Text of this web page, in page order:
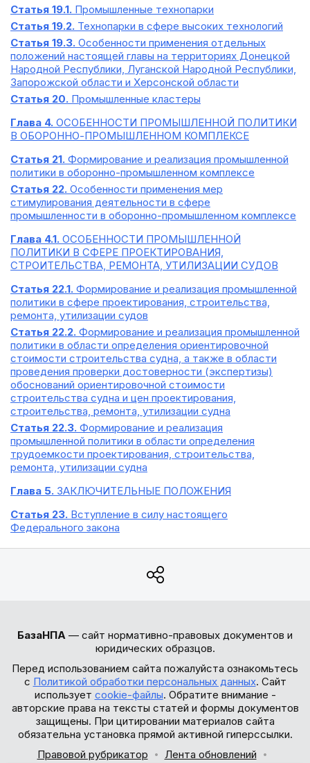
Статья 19.1. Промышленные технопарки
Статья 19.2. Технопарки в сфере высоких технологий
Статья 19.3. Особенности применения отдельных
положений настоящей главы на территориях Донецкой
Народной Республики, Луганской Народной Республики,
Запорожской области и Херсонской области
Статья 20. Промышленные кластеры
Глава 4. ОСОБЕННОСТИ ПРОМЫШЛЕННОЙ ПОЛИТИКИ
В ОБОРОННО-ПРОМЫШЛЕННОМ КОМПЛЕКСЕ
Статья 21. Формирование и реализация промышленной
политики в оборонно-промышленном комплексе
Статья 22. Особенности применения мер
стимулирования деятельности в сфере
промышленности в оборонно-промышленном комплексе
Глава 4.1. ОСОБЕННОСТИ ПРОМЫШЛЕННОЙ
ПОЛИТИКИ В СФЕРЕ ПРОЕКТИРОВАНИЯ,
СТРОИТЕЛЬСТВА, РЕМОНТА, УТИЛИЗАЦИИ СУДОВ
Статья 22.1. Формирование и реализация промышленной
политики в сфере проектирования, строительства,
ремонта, утилизации судов
Статья 22.2. Формирование и реализация промышленной
политики в области определения ориентировочной
стоимости строительства судна, а также в области
проведения проверки достоверности (экспертизы)
обоснований ориентировочной стоимости
строительства судна и цен проектирования,
строительства, ремонта, утилизации судна
Статья 22.3. Формирование и реализация
промышленной политики в области определения
трудоемкости проектирования, строительства,
ремонта, утилизации судна
Глава 5. ЗАКЛЮЧИТЕЛЬНЫЕ ПОЛОЖЕНИЯ
Статья 23. Вступление в силу настоящего
Федерального закона
БазаНПА — сайт нормативно-правовых документов и
юридических образцов.
Перед использованием сайта пожалуйста ознакомьтесь
с Политикой обработки персональных данных. Сайт
использует cookie-файлы. Обратите внимание -
авторские права на тексты статей и формы документов
защищены. При цитировании материалов сайта
обязательна установка прямой активной гиперссылки.
Правовой рубрикатор
Лента обновлений